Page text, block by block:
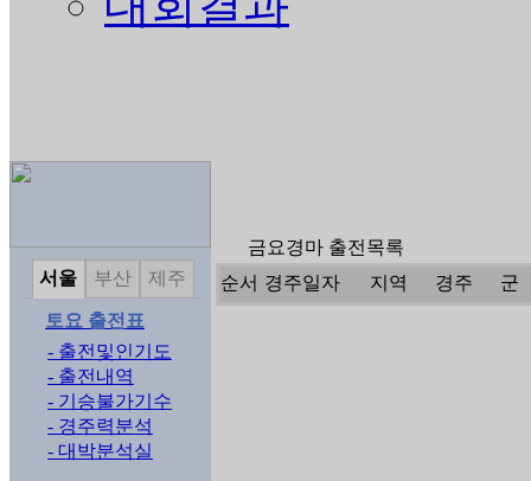
서울 부산 제주
토요 출전표
- 출전및인기도
- 출전내역
- 기승불가기수
- 경주력분석
- 대박분석실
금요경마 출전목록
순서 경주일자 지역 경주 군